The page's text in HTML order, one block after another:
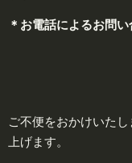
＊お電話によるお問
ご不便をおかけいた
上げます。